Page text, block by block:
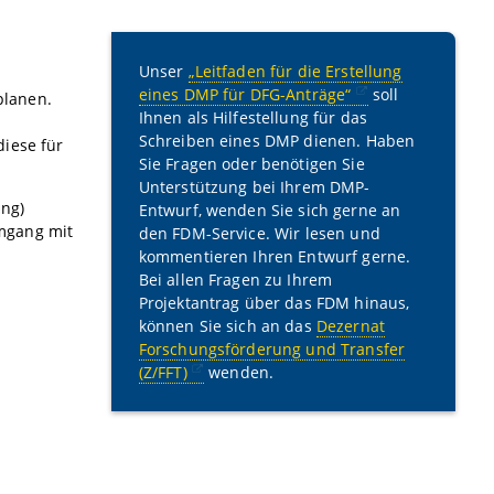
Nachnutzung der Forschungsdaten möglich.
zur Beschreibung des Umgangs mitForschungsdaten
BMBF
nicht-kommerziellen Repositorium erfolgen.
gestellt.
zu validieren, sind so zeitnah wie möglich zu
angegeben sind.
Dabei ist ein PID erforderlich, Metadaten müssen
0 (oder äquivalenter Lizenz) veröffentlicht werden.
der zugehörigen Textpublikation.
gehalten werden. Ausnahmen von der
FDM können angerechnet werden. Einzelne Calls
Unser „Leitfaden für die Erstellung
eines DMP für DFG-Anträge“
soll
Ihnen als Hilfestellung für das
Schreiben eines DMP dienen. Haben
Sie Fragen oder benötigen Sie
Unterstützung bei Ihrem DMP-
Entwurf, wenden Sie sich gerne an
den FDM-Service. Wir lesen und
kommentieren Ihren Entwurf gerne.
Bei allen Fragen zu Ihrem
Projektantrag über das FDM hinaus,
können Sie sich an das Dezernat
Forschungsförderung und Transfer
(Z/FFT)
wenden.
für
mit